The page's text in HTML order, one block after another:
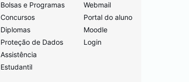
Bolsas e Programas
Concursos
Diplomas
Proteção de Dados
Assistência
Estudantil
Webmail
Portal do aluno
Moodle
Login